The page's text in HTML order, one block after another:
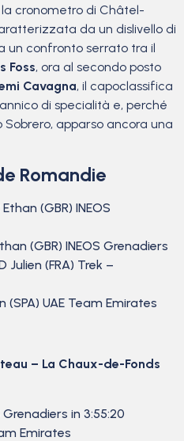
la cronometro di Châtel-
da un dislivello di
un confronto serrato tra il
Foss, ora al secondo posto
Cavagna, il capoclassifica
di specialità e, perché
apparso ancora una
Romandie
Ethan (GBR) INEOS
(GBR) INEOS Grenadiers
Julien (FRA) Trek –
(SPA) UAE Team Emirates
– La Chaux-de-Fonds
Grenadiers in 3:55:20
Emirates